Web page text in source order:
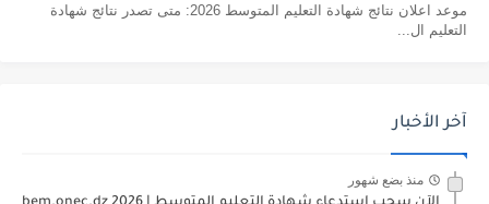
موعد اعلان نتائج شهادة التعليم المتوسط 2026: متى تصدر نتائج شهادة
التعليم ال...
آخر الأخبار
منذ بضع شهور